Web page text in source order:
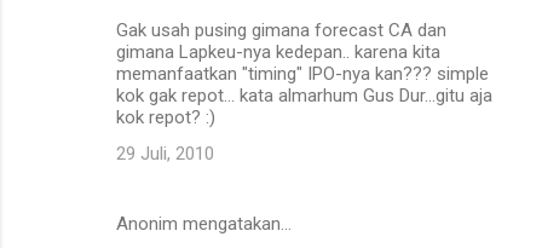
Gak usah pusing gimana forecast CA dan
gimana Lapkeu-nya kedepan.. karena kita
memanfaatkan "timing" IPO-nya kan??? simple
kok gak repot... kata almarhum Gus Dur...gitu aja
kok repot? :)
29 Juli, 2010
Anonim mengatakan…